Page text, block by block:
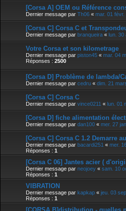
[Corsa A] OEM ou Référence
Dernier message par Th06 « mar. 01
[Corsa C] Corsa C et
Dernier message par branqueira « lun. 30
Votre Corsa et son kilometrage
Dernier message par piston45 « mar. 04
Réponses : 2500
[Corsa D] Problème de lambda/
Dernier message par cedru « dim. 21
[Corsa C] Corsa C
Dernier message par vince0211 « lun. 01
[Corsa D] fiche alimentation
Dernier message par dan100 « mer. 27
[Corsa C] Corsa C 1.2 Demarre
Dernier message par bacardi251 « mer.
Réponses : 1
[Corsa C 06] Jantes acier (
Dernier message par neojoey « sam. 10
Réponses : 1
VIBRATION
Dernier message par kapkap « jeu. 03
Réponses : 1